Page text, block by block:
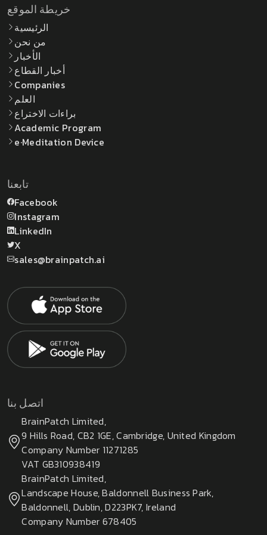
خريطة الموقع
الرئيسية
من نحن
الأخبار
أخبار القطاع
Companies
العلم
براءات الاختراع
Academic Program
e·Meditation Device
تابعنا
Facebook
Instagram
LinkedIn
X
sales@brainpatch.ai
اتصل بنا
BrainPatch Limited,
9 Hills Road, CB2 1GE, Cambridge, United Kingdom
Company Number 11271285
VAT GB310938419
BrainPatch Limited,
Landscape House, Baldonnell Business Park,
Baldonnell, Dublin, D223PK7, Ireland
Company Number 678405